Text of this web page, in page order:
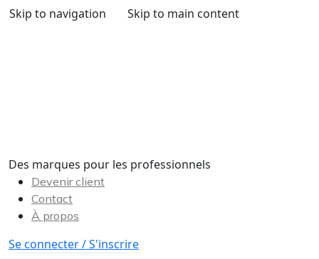
Skip to navigation Skip to main content
Des marques pour les professionnels
Devenir client
Contact
À propos
Se connecter / S'inscrire